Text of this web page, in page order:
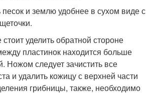
и землю удобнее в сухом виде с
уделить обратной стороне
пластинок находится больше
Ножом следует зачистить все
и удалить кожицу с верхней части
грибницы, также, необходимо